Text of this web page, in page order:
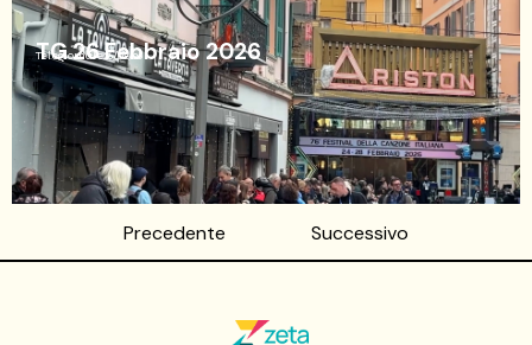
TG 26 Febbraio 2026
Telegiornale26/02/26
Precedente Successivo